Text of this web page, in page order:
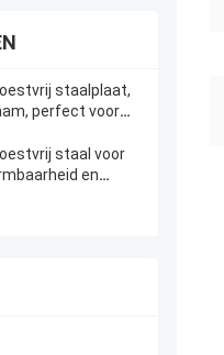
staalplaat,
perfect voor
staal voor
en